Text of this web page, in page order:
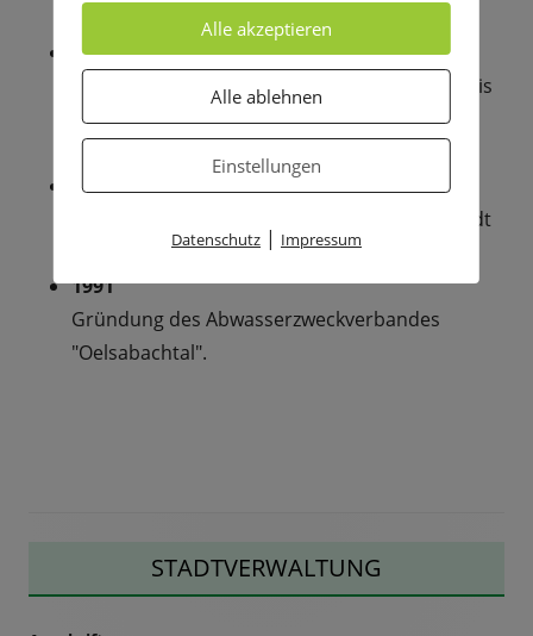
Grundherrschaft des Ritterguts Rabenau.
1833
In Lübau wird mit dem Schulbau begonnen. Bis
dahin gingen 33 Kinder nach Somsdorf zur
1974
Eingemeindung der Gemeinde Lübau zur Stadt
1991
Gründung des Abwasserzweckverbandes
"Oelsabachtal".
STADTVERWALTUNG
Alle akzeptieren
Alle ablehnen
Einstellungen
Datenschutz| Impressum